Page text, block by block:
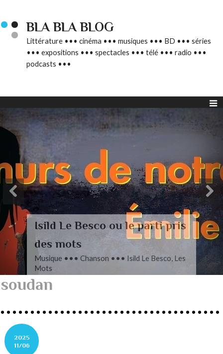
BLA BLA BLOG
Littérature ••• cinéma ••• musiques ••• BD ••• séries
••• expositions ••• spectacles ••• télé ••• radio •••
podcasts •••
L’autre Mendelssohn
Musique ••• Classique ••• Fanny
Mendelssohn, Das Jahr
soudan
2025
11/06